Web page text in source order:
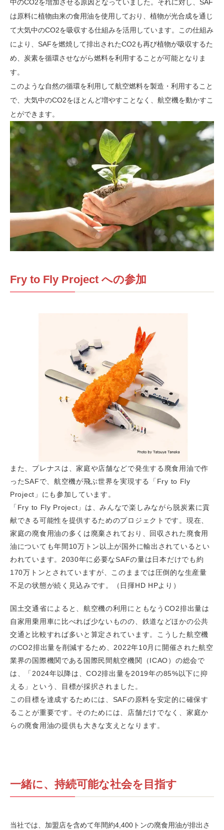
中のCO2を増加させる原因となっていました。それに対し、SAF
は原料に植物由来の食用油を使用しており、植物が光合成を通じ
て大気中のCO2を吸収する仕組みを活用しています。この仕組み
により、SAFを燃焼して排出されたCO2も再び植物が吸収するた
め、炭素を循環させながら燃料を利用することが可能となりま
す。
このような自然の循環を利用して航空燃料を製造・利用すること
で、大気中のCO2をほとんど増やすことなく、航空機を動かすこ
とができます。
Fry to Fly Project への参加
また、プレナスは、家庭や店舗などで発生する廃食用油で作
ったSAFで、航空機が飛ぶ世界を実現する「Fry to Fly
Project」にも参加しています。
「Fry to Fly Project」は、みんなで楽しみながら脱炭素に貢
献できる可能性を提供するためのプロジェクトです。現在、
家庭の廃食用油の多くは廃棄されており、回収された廃食用
油についても年間10万トン以上が国外に輸出されているとい
われています。2030年に必要なSAFの量は日本だけでも約
170万トンとされていますが、このままでは圧倒的な生産量
不足の状態が続く見込みです。（日揮HD HPより）
国土交通省によると、航空機の利用にともなうCO2排出量は
自家用乗用車に比べれば少ないものの、鉄道などほかの公共
交通と比較すれば多いと算定されています。こうした航空機
のCO2排出量を削減するため、2022年10月に開催された航空
業界の国際機関である国際民間航空機関（ICAO）の総会で
は、「2024年以降は、CO2排出量を2019年の85%以下に抑
える」という、目標が採択されました。
この目標を達成するためには、SAFの原料を安定的に確保す
ることが重要です。そのためには、店舗だけでなく、家庭か
らの廃食用油の提供も大きな支えとなります。
一緒に、持続可能な社会を目指す
当社では、加盟店を含めて年間約4,400トンの廃食用油が排出さ